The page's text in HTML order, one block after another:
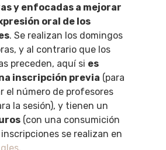
y enfocadas a mejorar
oral de los
. Se realizan los domingos
y al contrario que los
preceden, aquí si es
inscripción previa (para
el número de profesores
la sesión), y tienen un
(con una consumición
se realizan en